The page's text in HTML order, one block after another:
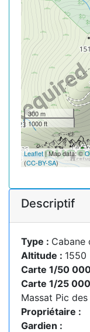
300 m
1000 ft
Leaflet| Map data: ©
(CC-BY-SA)
Descriptif
Type : Cabane
Altitude : 1550
Carte 1/50
Carte 1/25
Massat Pic
Propriétaire :
Gardien :